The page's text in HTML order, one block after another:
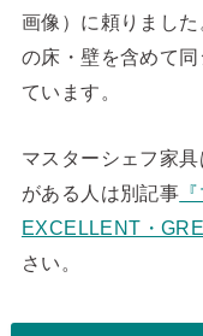
画像）に頼りまし
の床・壁を含めて
ています。
マスターシェフ家
がある人は別記事
EXCELLENT・
さい。